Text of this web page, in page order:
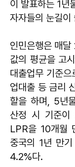
이 발표하는 1년
자자들의 눈길이
인민은행은 매
값의 평균을 고
대출업무 기준으
업대출 등 금리
할을 하며, 5년
산정 시 기준이
LPR을 10개월
중국의 1년 만
4.2%다.